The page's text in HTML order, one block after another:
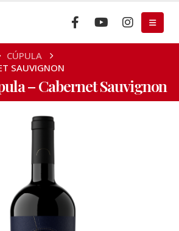
CÚPULA
SAUVIGNON
– Cabernet Sauvignon